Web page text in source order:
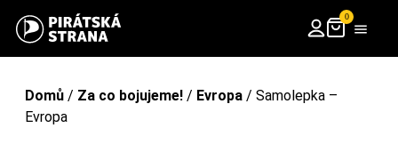
0
Domů / Za co bojujeme! / Evropa / Samolepka –
Evropa